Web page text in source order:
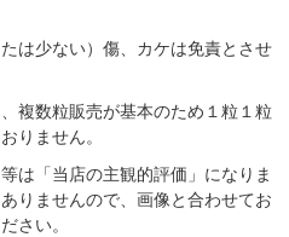
は少ない）傷、カケは免責とさせ
複数粒販売が基本のため１粒１粒
りません。
は「当店の主観的評価」になりま
りませんので、画像と合わせてお
さい。